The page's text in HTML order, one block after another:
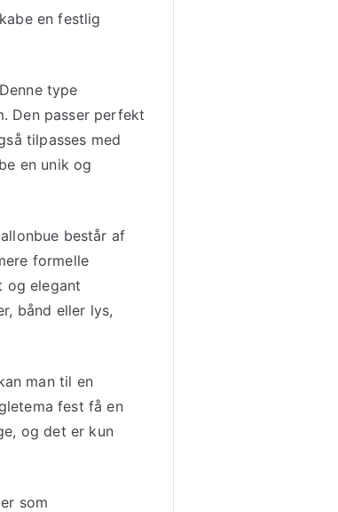
en festlig
type
Den passer perfekt
tilpasses med
en unik og
består af
formelle
og elegant
bånd eller lys,
man til en
fest få en
og det er kun
som